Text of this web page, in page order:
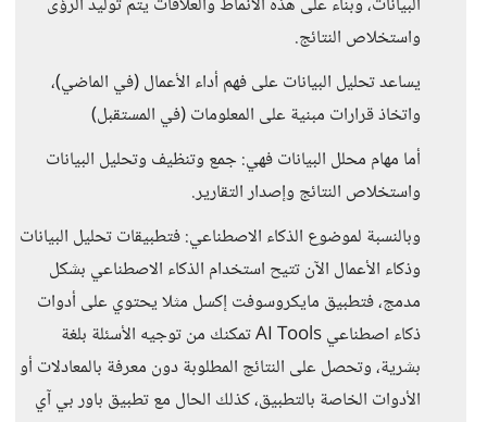
واستخلاص النتائج.
يساعد تحليل البيانات على فهم أداء الأعمال (في الماضي)،
واتخاذ قرارات مبنية على المعلومات (في المستقبل)
أما مهام محلل البيانات فهي: جمع وتنظيف وتحليل البيانات
واستخلاص النتائج وإصدار التقارير.
وبالنسبة لموضوع الذكاء الاصطناعي: فتطبيقات تحليل البيانات
وذكاء الأعمال الآن تتيح استخدام الذكاء الاصطناعي بشكل
مدمج، فتطبيق مايكروسوفت إكسل مثلا يحتوي على أدوات
ذكاء اصطناعي AI Tools تمكنك من توجيه الأسئلة بلغة
بشرية، وتحصل على النتائج المطلوبة دون معرفة بالمعادلات أو
الأدوات الخاصة بالتطبيق، كذلك الحال مع تطبيق باور بي آي